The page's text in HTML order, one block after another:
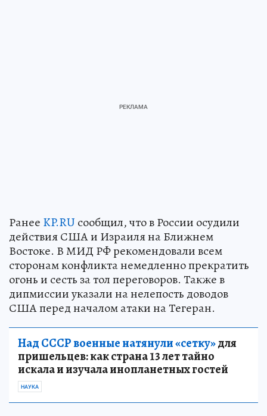
Ранее KP.RU сообщил, что в России осудили
действия США и Израиля на Ближнем
Востоке. В МИД РФ рекомендовали всем
сторонам конфликта немедленно прекратить
огонь и сесть за тол переговоров. Также в
дипмиссии указали на нелепость доводов
США перед началом атаки на Тегеран.
Над СССР военные натянули «сетку»для
пришельцев: как страна 13 лет тайно
искала и изучала инопланетных гостей
НАУКА